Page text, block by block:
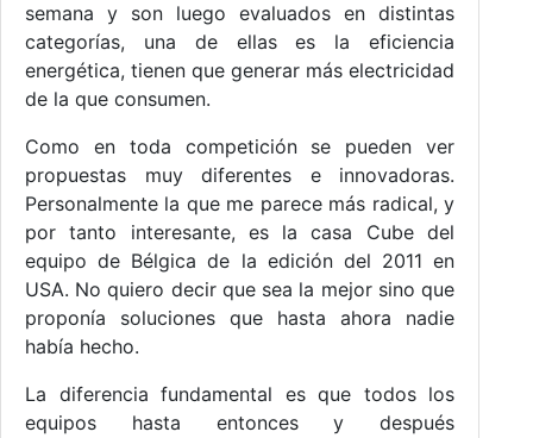
semana y son luego evaluados en distintas
categorías, una de ellas es la eficiencia
energética, tienen que generar más electricidad
de la que consumen.
Como en toda competición se pueden ver
propuestas muy diferentes e innovadoras.
Personalmente la que me parece más radical, y
por tanto interesante, es la casa Cube del
equipo de Bélgica de la edición del 2011 en
USA. No quiero decir que sea la mejor sino que
proponía soluciones que hasta ahora nadie
había hecho.
La diferencia fundamental es que todos los
equipos hasta entonces y después